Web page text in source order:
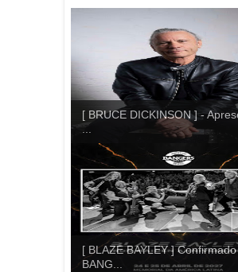
[ BRUCE DICKINSON ] -
...
[ BLAZE BAYLEY ]
BANG...